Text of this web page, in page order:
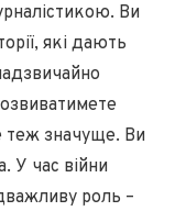
Ви
які дають
теж значуще. Ви
У час війни
роль –